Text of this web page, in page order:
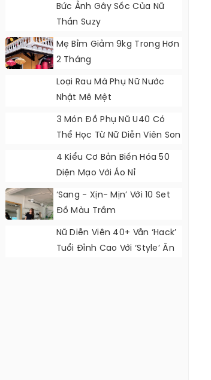
Bức Ảnh Gây Sốc Của Nữ
Thần Suzy
Mẹ Bỉm Giảm 9kg Trong Hơn
2 Tháng
Loại Rau Mà Phụ Nữ Nước
Nhật Mê Mệt
3 Món Đồ Phụ Nữ U40 Có
Thể Học Từ Nữ Diễn Viên Son
Ye Jin
4 Kiểu Cơ Bản Biến Hóa 50
Diện Mạo Với Áo Nỉ
‘Sang - Xịn- Mịn’ Với 10 Set
Đồ Màu Trầm
Nữ Diễn Viên 40+ Vẫn ‘hack’
Tuổi Đỉnh Cao Với ‘style’ Ăn